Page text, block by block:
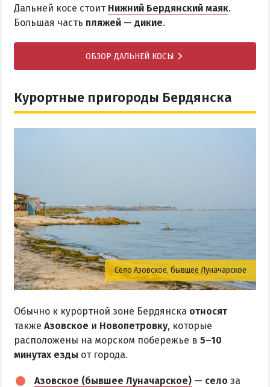
Дальней косе стоит Нижний Бердянский маяк.
Большая часть пляжей — дикие.
ОБЗОР ДАЛЬНЕЙ КОСЫ
Курортные пригороды Бердянска
Село Азовское, бывшее Луначарское
Обычно к курортной зоне Бердянска относят
также Азовское и Новопетровку, которые
расположены на морском побережье в 5–10
минутах езды от города.
Азовское (бывшее Луначарское) — село за